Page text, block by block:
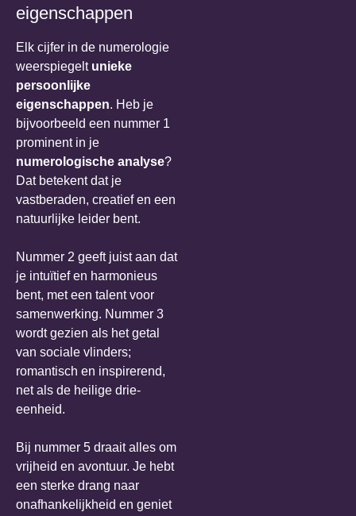
eigenschappen
Elk cijfer in de numerologie
weerspiegelt unieke
persoonlijke
eigenschappen. Heb je
bijvoorbeeld een nummer 1
prominent in je
numerologische analyse?
Dat betekent dat je
vastberaden, creatief en een
natuurlijke leider bent.
Nummer 2 geeft juist aan dat
je intuïtief en harmonieus
bent, met een talent voor
samenwerking. Nummer 3
wordt gezien als het getal
van sociale vlinders;
romantisch en inspirerend,
net als de heilige drie-
eenheid.
Bij nummer 5 draait alles om
vrijheid en avontuur. Je hebt
een sterke drang naar
onafhankelijkheid en geniet